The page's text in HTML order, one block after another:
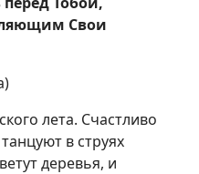
Свои
лета. Счастливо
в струях
деревья, и